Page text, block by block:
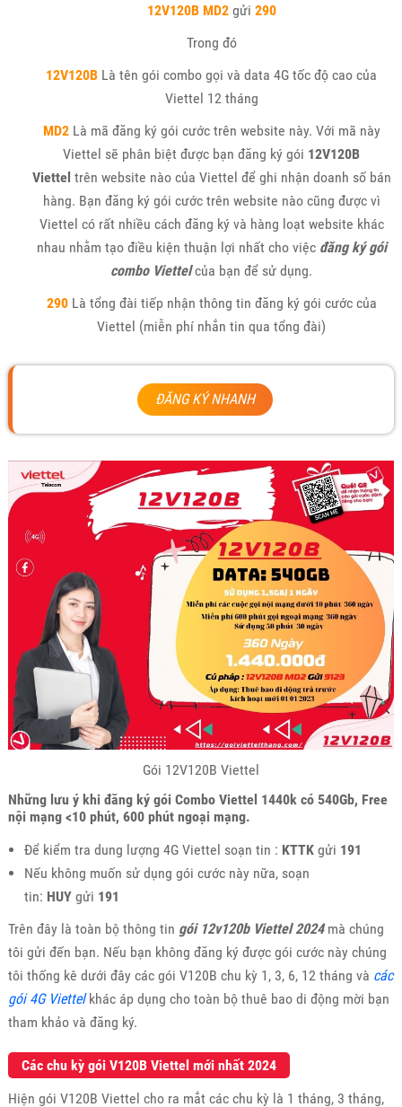
12V120B MD2gửi 290
Trong đó
12V120B Là tên gói combo gọi và data 4G tốc độ cao của
Viettel 12 tháng
MD2 Là mã đăng ký gói cước trên website này. Với mã này
Viettel sẽ phân biệt được bạn đăng ký gói 12V120B
Viettel trên website nào của Viettel để ghi nhận doanh số bán
hàng. Bạn đăng ký gói cước trên website nào cũng được vì
Viettel có rất nhiều cách đăng ký và hàng loạt website khác
nhau nhằm tạo điều kiện thuận lợi nhất cho việc đăng ký gói
combo Viettelcủa bạn để sử dụng.
290Là tổng đài tiếp nhận thông tin đăng ký gói cước của
Viettel (miễn phí nhắn tin qua tổng đài)
ĐĂNG KÝ NHANH
Gói 12V120B Viettel
Những lưu ý khi đăng ký gói Combo Viettel 1440k có 540Gb, Free
nội mạng <10 phút, 600 phút ngoại mạng.
Để kiểm tra dung lượng 4G Viettel soạn tin : KTTKgửi 191
Nếu không muốn sử dụng gói cước này nữa, soạn
tin: HUYgửi 191
Trên đây là toàn bộ thông tin gói 12v120b Viettel 2024mà chúng
tôi gửi đến bạn. Nếu bạn không đăng ký được gói cước này chúng
tôi thống kê dưới đây các gói V120B chu kỳ 1, 3, 6, 12 tháng và các
gói 4G Viettelkhác áp dụng cho toàn bộ thuê bao di động mời bạn
tham khảo và đăng ký.
Các chu kỳ gói V120B Viettel mới nhất 2024
Hiện gói V120B Viettel cho ra mắt các chu kỳ là 1 tháng, 3 tháng,